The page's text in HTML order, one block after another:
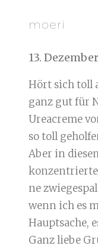
moeri
13.
Hört sich toll
ganz gut für
Ureacreme
so toll
Aber in
ne
wenn ich es
Hauptsache,
Ganz liebe